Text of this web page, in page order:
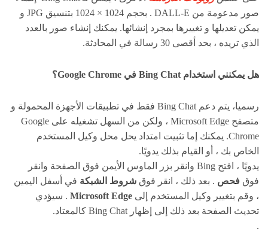
صور مدعومة من DALL-E . بحجم 1024 × 1024 بتنسيق JPG و
يمكن تعديلها و تغييرها بمجرد إنشائها. يمكنك إنشاء صور بالعدد
الذي تريده ، بحد أقصى 30 رسالة في المحادثة.
هل يمكنني استخدام Bing Chat في Google Chrome؟
رسميا، يتم دعم Bing Chat فقط في تطبيقات الأجهزة المحمولة و
متصفح Microsoft Edge ، ولكن من السهل تشغيله على Google
Chrome. يمكنك إما تثبيت امتداد يحل محل وكيل المستخدم
الخاص بك ، أو القيام بذلك يدويًا.
يدويًا ، افتح Bing وانقر بزر الماوس الأيمن فوق الصفحة وانقر
فوق فحص . بعد ذلك ، انقر فوق شروط الشبكة في أسفل اليمين
، وقم بتغيير وكيل المستخدم إلى Microsoft Edge . سيؤدي
تحديث الصفحة بعد ذلك إلى إظهار Bing Chat كالمعتاد.
.